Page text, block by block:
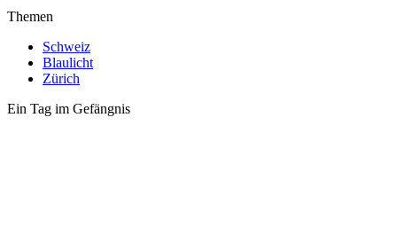
Themen
Schweiz
Blaulicht
Zürich
Ein Tag im Gefängnis